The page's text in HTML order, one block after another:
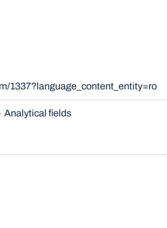
1337?language_content_entity=ro
Analytical fields